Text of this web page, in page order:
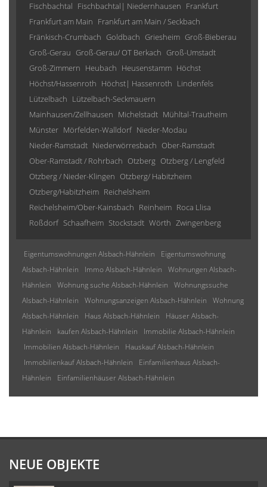
Fischbachtal Fischbachtal| Niedernhausen Frankfurt
Frankfurt am Main Frankfurt am Main / Seckbach
Fränkisch-Crumbach Goldbach Griesheim Groß-Bieberau
Groß-Gerau Groß-Gerau/ OT Berkach Groß-Umstadt
Groß-Zimmern Heubach Heusenstamm Höchst
Höchst/Hassenroth Höchst| Hassenroth Lindenfels
Lützelbach Lützelbach-Seckmauern
Mainhausen/Zellhausen Michelstadt Mühltal-Trautheim
Münster Mörfelden-Walldorf Nieder-Modau
Nieder-Ramstadt Niederwörresbach Ober-Ramstadt
Ober-Ramstadt / Rohrbach Otzberg Otzberg / Lengfeld
Otzberg / Nieder-Klingen Otzberg/ Habitzheim
Otzberg/Habitzheim Reichelsheim
Reichelsheim/Ober-Kainsbach Reinheim Roca Llisa
Roßdorf Schaafheim Stockstadt Wörth Zwingenberg
Eigentumswohnungen Alsbach-Hähnlein
Eigentumswohnung
Alsbach-Hähnlein
Immo Alsbach-Hähnlein
Wohnungen Alsbach-
Hähnlein
Wohnung suche Alsbach-Hähnlein
Wohnungssuche
Alsbach-Hähnlein
Wohnungsanzeigen Alsbach-Hähnlein
Wohnung
Alsbach-Hähnlein
Haus Alsbach-Hähnlein
Häuser Alsbach-
Hähnlein
kaufen Alsbach-Hähnlein
Immobilie Alsbach-Hähnlein
Immobilien Alsbach-Hähnlein
Hauskauf Alsbach-Hähnlein
Immobilienkauf Alsbach-Hähnlein
Einfamilienhaus Alsbach-
Hähnlein
Einfamilienhäuser Alsbach-Hähnlein
NEUE OBJEKTE